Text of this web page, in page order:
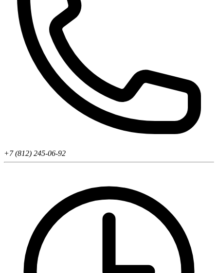
+7 (812) 245-06-92